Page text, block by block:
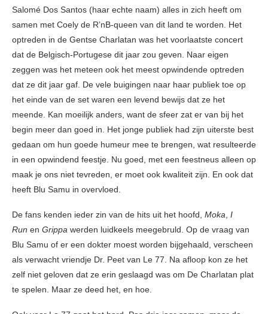
Salomé Dos Santos (haar echte naam) alles in zich heeft om
samen met Coely de R’nB-queen van dit land te worden. Het
optreden in de Gentse Charlatan was het voorlaatste concert
dat de Belgisch-Portugese dit jaar zou geven. Naar eigen
zeggen was het meteen ook het meest opwindende optreden
dat ze dit jaar gaf. De vele buigingen naar haar publiek toe op
het einde van de set waren een levend bewijs dat ze het
meende. Kan moeilijk anders, want de sfeer zat er van bij het
begin meer dan goed in. Het jonge publiek had zijn uiterste best
gedaan om hun goede humeur mee te brengen, wat resulteerde
in een opwindend feestje. Nu goed, met een feestneus alleen op
maak je ons niet tevreden, er moet ook kwaliteit zijn. En ook dat
heeft Blu Samu in overvloed.
De fans kenden ieder zin van de hits uit het hoofd, Moka, I
Run en Grippa werden luidkeels meegebruld. Op de vraag van
Blu Samu of er een dokter moest worden bijgehaald, verscheen
als verwacht vriendje Dr. Peet van Le 77. Na afloop kon ze het
zelf niet geloven dat ze erin geslaagd was om De Charlatan plat
te spelen. Maar ze deed het, en hoe.